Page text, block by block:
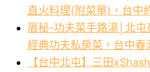
直火料理(附菜單)，台中
厝秘-功夫菜手路湯│北屯
經典功夫私房菜，台中春
【台中北屯】三田